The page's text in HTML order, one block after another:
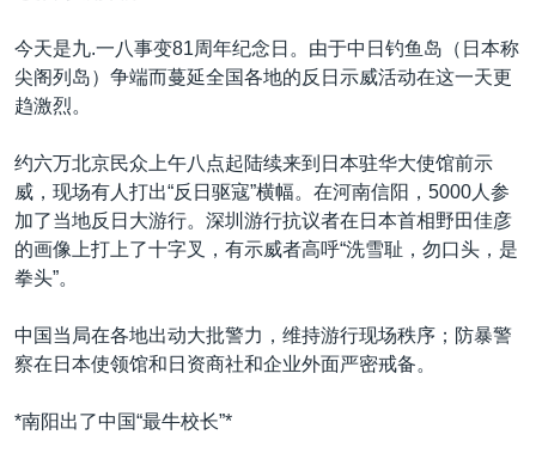
今天是九.一八事变81周年纪念日。由于中日钓鱼岛（日本称
尖阁列岛）争端而蔓延全国各地的反日示威活动在这一天更
趋激烈。
约六万北京民众上午八点起陆续来到日本驻华大使馆前示
威，现场有人打出“反日驱寇”横幅。在河南信阳，5000人参
加了当地反日大游行。深圳游行抗议者在日本首相野田佳彦
的画像上打上了十字叉，有示威者高呼“洗雪耻，勿口头，是
拳头”。
中国当局在各地出动大批警力，维持游行现场秩序；防暴警
察在日本使领馆和日资商社和企业外面严密戒备。
*南阳出了中国“最牛校长”*